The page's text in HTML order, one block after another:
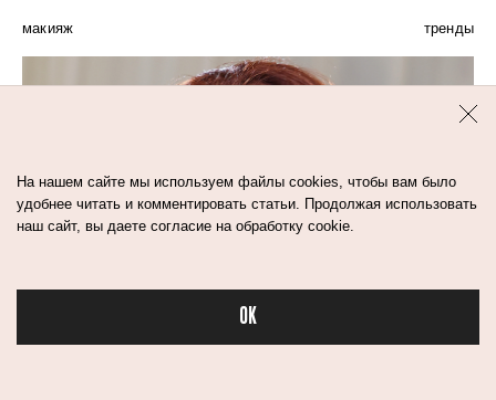
Бьюти в спорте
макияж тренды
На нашем сайте мы используем файлы cookies, чтобы вам было
удобнее читать и комментировать статьи. Продолжая использовать
наш сайт, вы даете согласие на обработку cookie.
OK